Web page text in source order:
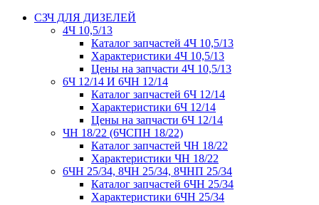
СЗЧ ДЛЯ ДИЗЕЛЕЙ
4Ч 10,5/13
Каталог запчастей 4Ч 10,5/13
Характеристики 4Ч 10,5/13
Цены на запчасти 4Ч 10,5/13
6Ч 12/14 И 6ЧН 12/14
Каталог запчастей 6Ч 12/14
Характеристики 6Ч 12/14
Цены на запчасти 6Ч 12/14
ЧН 18/22 (6ЧСПН 18/22)
Каталог запчастей ЧН 18/22
Характеристики ЧН 18/22
6ЧН 25/34, 8ЧН 25/34, 8ЧНП 25/34
Каталог запчастей 6ЧН 25/34
Характеристики 6ЧН 25/34